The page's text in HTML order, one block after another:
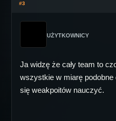
#3
UŻYTKOWNICY
Ja widzę że cały team to
wszystkie w miarę podobne
się weakpoitów nauczyć.